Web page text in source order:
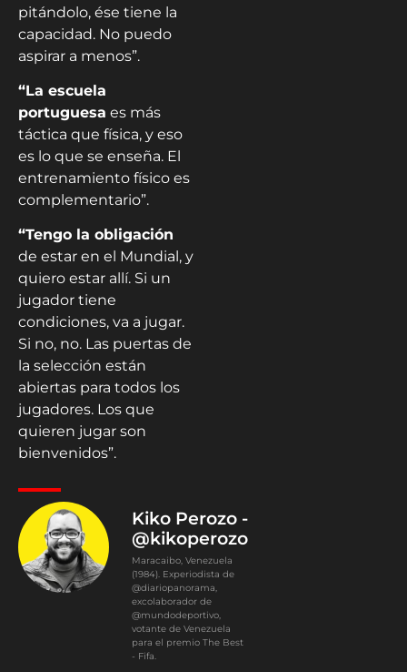
pitándolo, ése tiene la
capacidad. No puedo
aspirar a menos”.
“La escuela
portuguesa es más
táctica que física, y eso
es lo que se enseña. El
entrenamiento físico es
complementario”.
“Tengo la obligación
de estar en el Mundial, y
quiero estar allí. Si un
jugador tiene
condiciones, va a jugar.
Si no, no. Las puertas de
la selección están
abiertas para todos los
jugadores. Los que
quieren jugar son
bienvenidos”.
Kiko Perozo -
@kikoperozo
Maracaibo, Venezuela
(1984). Experiodista de
@diariopanorama,
excolaborador de
@mundodeportivo,
votante de Venezuela
para el premio The Best
- Fifa.